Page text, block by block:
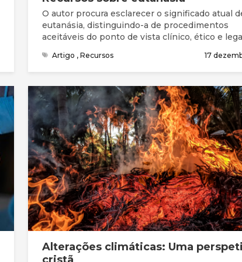
O autor procura esclarecer o significado atual
eutanásia, distinguindo-a de procedimentos
aceitáveis do ponto de vista clínico, ético e
utilizados na reflexão e debate desta temática.
argumentos principais a favor da eutanásia e/
considerados insuportáveis pelo paciente, e o
respeito pela sua autonomia pessoal.
Artigo , Recursos 17
Alterações climáticas: Uma